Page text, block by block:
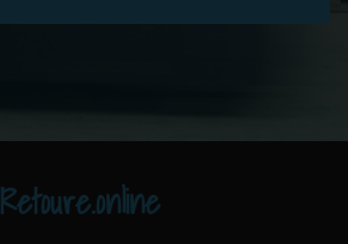
Retoure.online